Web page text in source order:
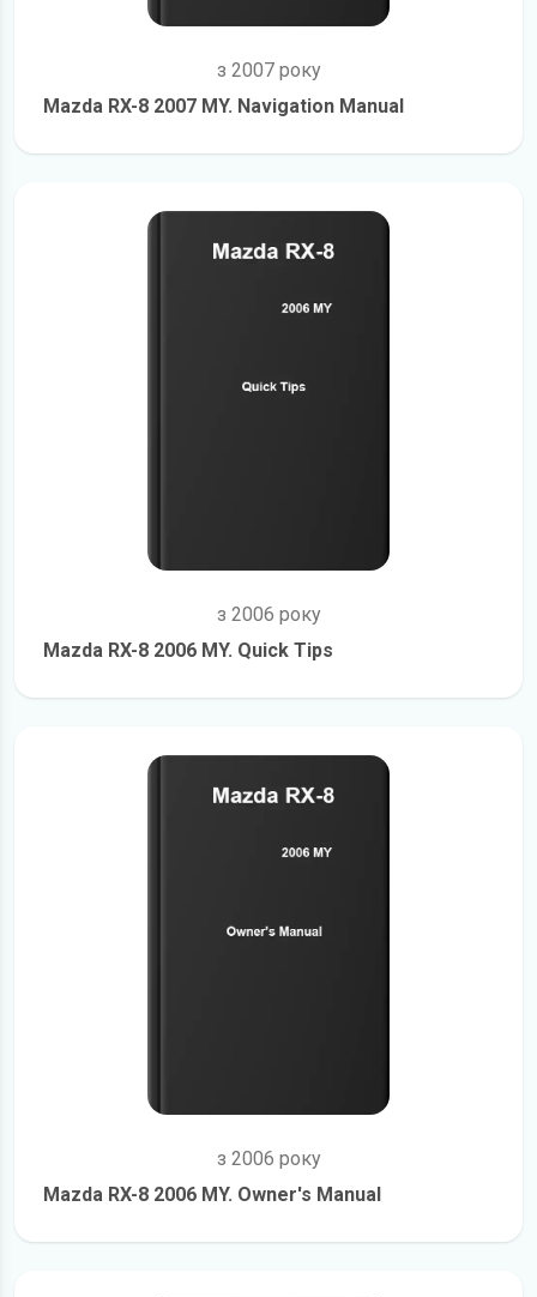
з 2007 року
Mazda RX-8 2007 MY. Navigation Manual
з 2006 року
Mazda RX-8 2006 MY. Quick Tips
з 2006 року
Mazda RX-8 2006 MY. Owner's Manual